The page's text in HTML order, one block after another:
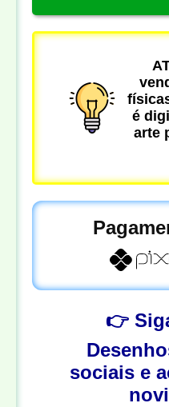
é
arte
👉
sociais e